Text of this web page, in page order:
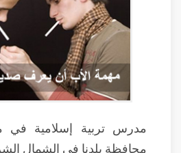
مدرس تربية إسلامية في
محافظة بلدنا في الشمال